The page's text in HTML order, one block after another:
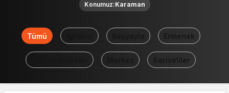
Konumuz:Karaman
Tümü Ermenek